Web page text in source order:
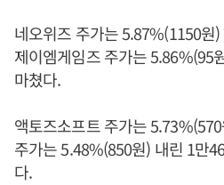
네오위즈 주가는 5.87%(1150원
제이엠게임즈 주가는 5.86%(95
마쳤다.
액토즈소프트 주가는
주가는 5.48%(850원) 내린 1만
다.